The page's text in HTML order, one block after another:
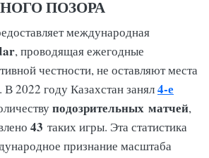
ПОЗОРА
международная
, проводящая ежегодные
честности, не оставляют места
В 2022 году Казахстан занял4-е
подозрительных матчей,
43 таких игры. Эта статистика
признание масштаба